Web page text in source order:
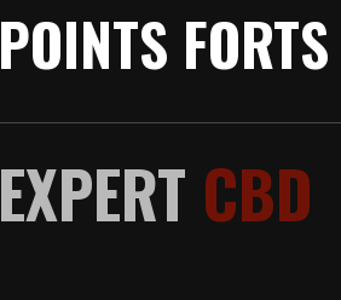
POINTS
EXPERT CBD